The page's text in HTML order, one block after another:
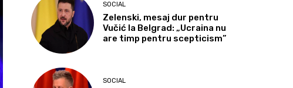
SOCIAL
Zelenski, mesaj dur pentru
Vučić la Belgrad: „Ucraina nu
are timp pentru scepticism”
SOCIAL